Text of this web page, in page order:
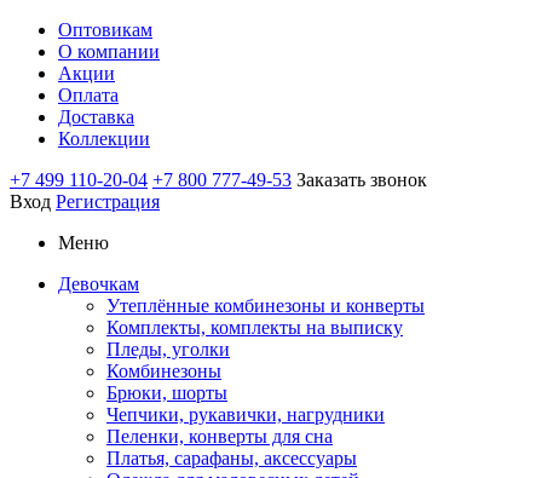
Оптовикам
О компании
Акции
Оплата
Доставка
Коллекции
+7 499 110-20-04 +7 800 777-49-53 Заказать звонок
Вход Регистрация
Меню
Девочкам
Утеплённые комбинезоны и конверты
Комплекты, комплекты на выписку
Пледы, уголки
Комбинезоны
Брюки, шорты
Чепчики, рукавички, нагрудники
Пеленки, конверты для сна
Платья, сарафаны, аксессуары